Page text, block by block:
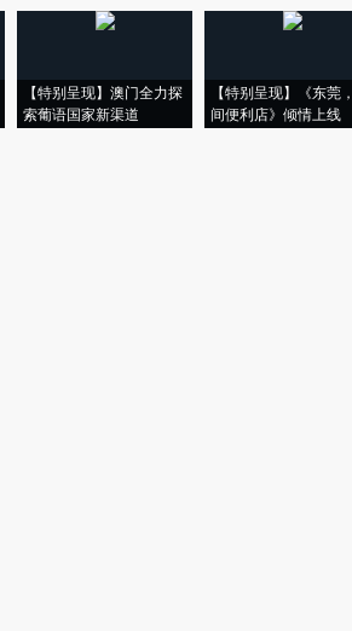
【特别呈现】澳门全力探
索葡语国家新渠道
【特别呈现】《东莞
间便利店》倾情上线